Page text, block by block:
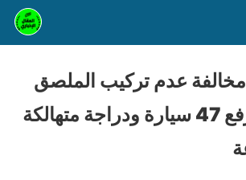
تحرير 1798 مخالفة عدم تركيب الملصق
الإلكتروني ورفع 47 سيارة ودراجة متهالكة